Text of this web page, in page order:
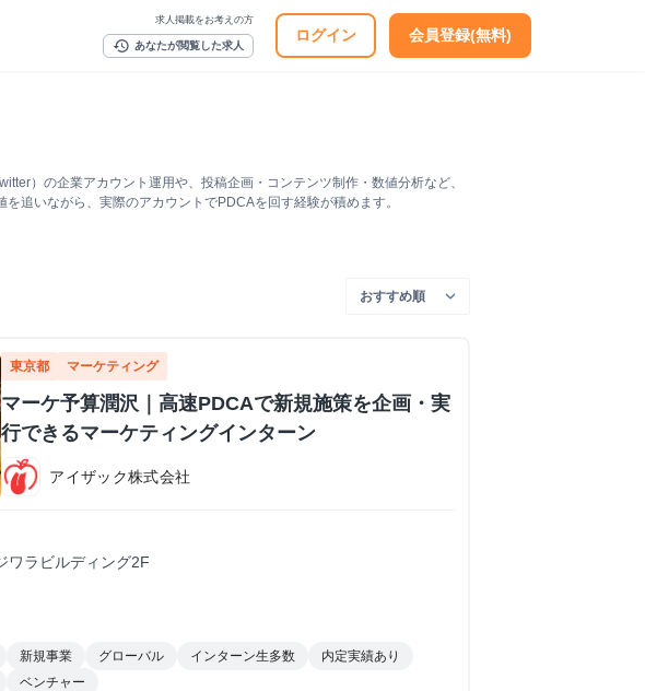
求人掲載をお考えの方
history あなたが閲覧した求人
ログイン 会員登録(無料)
）の企業アカウント運用や、投稿企画・コンテンツ制作・数値分析など、
追いながら、実際のアカウントでPDCAを回す経験が積めます。
東京都 マーケティング
マーケ予算潤沢｜高速PDCAで新規施策を企画・実
行できるマーケティングインターン
アイザック株式会社
ラビルディング2F
新規事業 グローバル インターン生多数
内定実績あり
ベンチャー